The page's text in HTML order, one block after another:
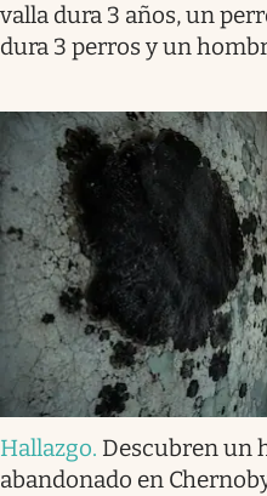
valla dura 3 años, un
dura 3 perros y un
Hallazgo. Descubren un
abandonado en